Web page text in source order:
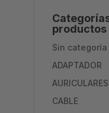
productos
Sin categoría
ADAPTADOR
AURICULARES
CABLE